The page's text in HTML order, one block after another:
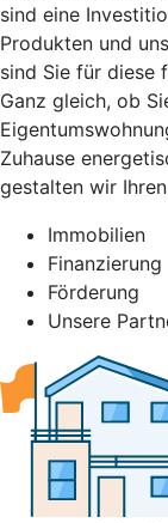
sind eine
Produkten und
sind Sie für diese
Ganz gleich, ob
Zuhause
gestalten wir
Immobilien
Finanzierung
Förderung
Unsere